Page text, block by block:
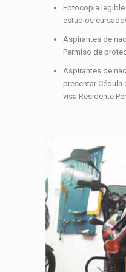
Fotocopia
estudios
Aspirantes de
Permiso de
Aspirantes de
presentar Cédula
visa Residente